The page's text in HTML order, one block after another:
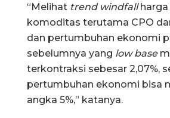
“Melihat trend windfallharga
komoditas terutama CPO
dan pertumbuhan ekonomi
sebelumnya yang low base
terkontraksi sebesar 2,07%,
pertumbuhan ekonomi bisa
angka 5%,” katanya.